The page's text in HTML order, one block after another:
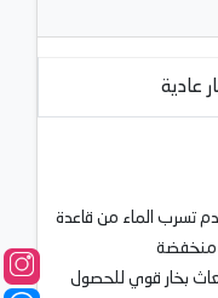
عادية
تسرب الماء من قاعدة
منخفضة
2000 واط وانبعاث بخار قوي للحصول